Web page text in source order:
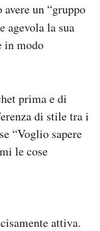
un “gruppo
agevola la sua
in modo
prima e di
di stile tra i
“Voglio sapere
le cose
attiva.